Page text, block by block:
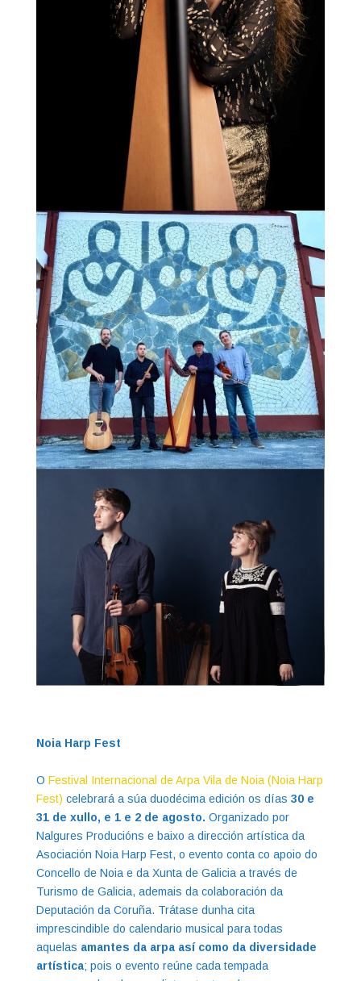
Noia Harp Fest
O Festival Internacional de Arpa Vila de Noia (Noia Harp
Fest) celebrará a súa duodécima edición os días 30 e
31 de xullo, e 1 e 2 de agosto. Organizado por
Nalgures Producións e baixo a dirección artística da
Asociación Noia Harp Fest, o evento conta co apoio do
Concello de Noia e da Xunta de Galicia a través de
Turismo de Galicia, ademais da colaboración da
Deputación da Coruña. Trátase dunha cita
imprescindible do calendario musical para todas
aquelas amantes da arpa así como da diversidade
artística; pois o evento reúne cada tempada